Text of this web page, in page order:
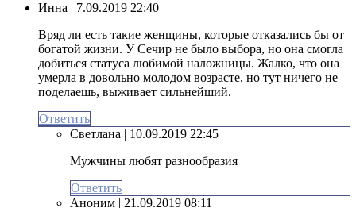
Инна | 7.09.2019 22:40
Вряд ли есть такие женщины, которые отказались бы от
богатой жизни. У Сечир не было выбора, но она смогла
добиться статуса любимой наложницы. Жалко, что она
умерла в довольно молодом возрасте, но тут ничего не
поделаешь, выживает сильнейший.
Ответить
Светлана | 10.09.2019 22:45
Мужчины любят разнообразия
Ответить
Аноним | 21.09.2019 08:11